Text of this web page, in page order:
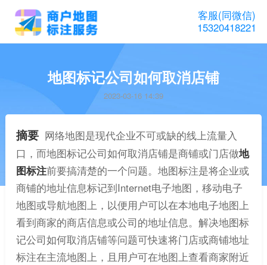
客服(同微信)
15320418221
地图标记公司如何取消店铺
2023-03-16 14:39
摘要 网络地图是现代企业不可或缺的线上流量入
口，而地图标记公司如何取消店铺是商铺或门店做地
图标注前要搞清楚的一个问题。地图标注是将企业或
商铺的地址信息标记到Internet电子地图，移动电子
地图或导航地图上，以便用户可以在本地电子地图上
看到商家的商店信息或公司的地址信息。解决地图标
记公司如何取消店铺等问题可快速将门店或商铺地址
标注在主流地图上，且用户可在地图上查看商家附近